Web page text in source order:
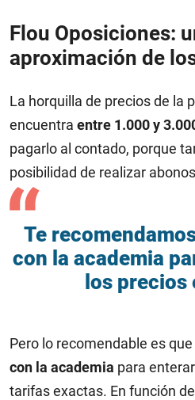
Flou Oposiciones:
aproximación de
La horquilla de precios de la
encuentra entre 1.000 y
pagarlo al contado, porque
posibilidad de realizar
Te
con la academia
los precios
Pero lo recomendable es
con la academia para
tarifas exactas. En función